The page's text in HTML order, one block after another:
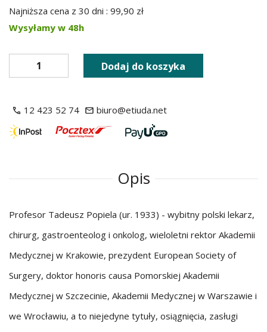
Najniższa cena z 30 dni : 99,90 zł
Wysyłamy w 48h
Dodaj do koszyka
12 423 52 74 biuro@etiuda.net
Opis
Profesor Tadeusz Popiela (ur. 1933) - wybitny polski lekarz,
chirurg, gastroenteolog i onkolog, wieloletni rektor Akademii
Medycznej w Krakowie, prezydent European Society of
Surgery, doktor honoris causa Pomorskiej Akademii
Medycznej w Szczecinie, Akademii Medycznej w Warszawie i
we Wrocławiu, a to niejedyne tytuły, osiągnięcia, zasługi